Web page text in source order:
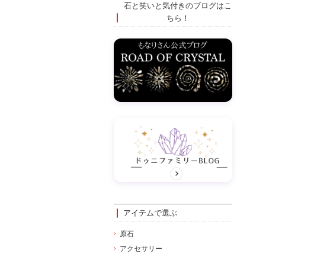
石と笑いと気付きのブログはこ
ちら！
アイテムで選ぶ
原石
アクセサリー